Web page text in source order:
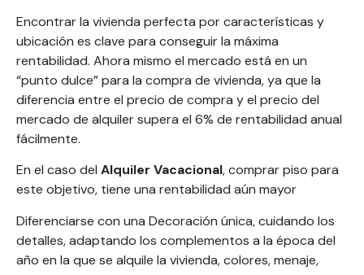
Encontrar la vivienda perfecta por características y
ubicación es clave para conseguir la máxima
rentabilidad. Ahora mismo el mercado está en un
“punto dulce” para la compra de vivienda, ya que la
diferencia entre el precio de compra y el precio del
mercado de alquiler supera el 6% de rentabilidad anual
fácilmente.
En el caso del Alquiler Vacacional, comprar piso para
este objetivo, tiene una rentabilidad aún mayor
Diferenciarse con una Decoración única, cuidando los
detalles, adaptando los complementos a la época del
año en la que se alquile la vivienda, colores, menaje,
Personal
Shopper
Inmobiliario
en
Gijón:
la
forma
¿Qué
tipo
de
alquiler
te
vende
sola.
Pero
casi:
cómo